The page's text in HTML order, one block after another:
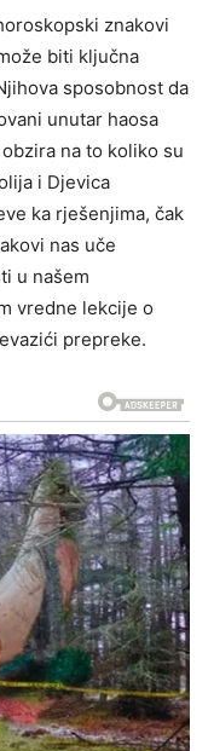
znakovi
biti ključna
sposobnost da
unutar haosa
na to koliko su
i Djevica
ka rješenjima, čak
nas uče
u našem
vredne lekcije o
prepreke.